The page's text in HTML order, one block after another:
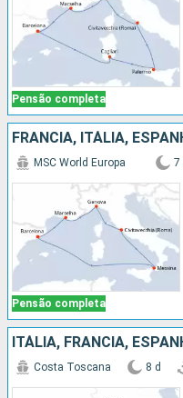
Pensão completa
FRANCIA, ITÁLIA,
Pensão completa
MSC World Europa 7
ITÁLIA, FRANCIA,
Costa Toscana 8 d